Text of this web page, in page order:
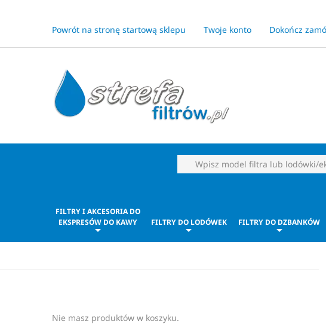
Powrót na stronę startową sklepu Twoje konto Dokończ
FILTRY I AKCESORIA DO
EKSPRESÓW DO KAWY
FILTRY DO LODÓWEK FILTRY DO DZBANKÓW
Nie masz produktów w koszyku.